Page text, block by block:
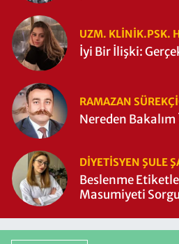
UZM. KLINIK.PSK.
İyi Bir İlişki:
RAMAZAN
Nereden Bakalım
DIYETISYEN ŞULE
Beslenme
Masumiyeti